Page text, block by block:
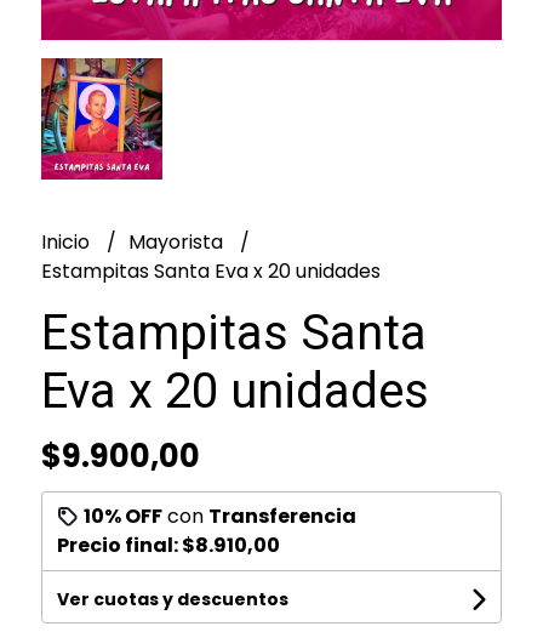
Inicio
Mayorista
Estampitas Santa Eva x 20 unidades
Estampitas Santa
Eva x 20 unidades
$9.900,00
10% OFFcon Transferencia
Precio final:$8.910,00
Ver cuotas y descuentos